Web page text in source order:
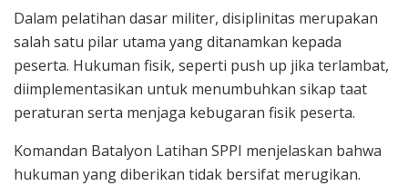
Dalam pelatihan dasar militer, disiplinitas merupakan
salah satu pilar utama yang ditanamkan kepada
peserta. Hukuman fisik, seperti push up jika terlambat,
diimplementasikan untuk menumbuhkan sikap taat
peraturan serta menjaga kebugaran fisik peserta.
Komandan Batalyon Latihan SPPI menjelaskan bahwa
hukuman yang diberikan tidak bersifat merugikan.